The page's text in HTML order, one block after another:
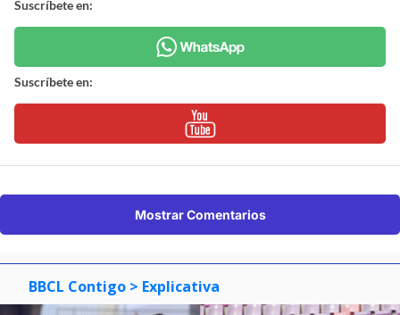
Suscríbete en:
Suscríbete en:
Mostrar Comentarios
BBCL Contigo > Explicativa